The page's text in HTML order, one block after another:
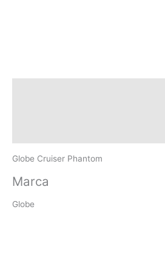
Globe Cruiser Phantom
Marca
Globe